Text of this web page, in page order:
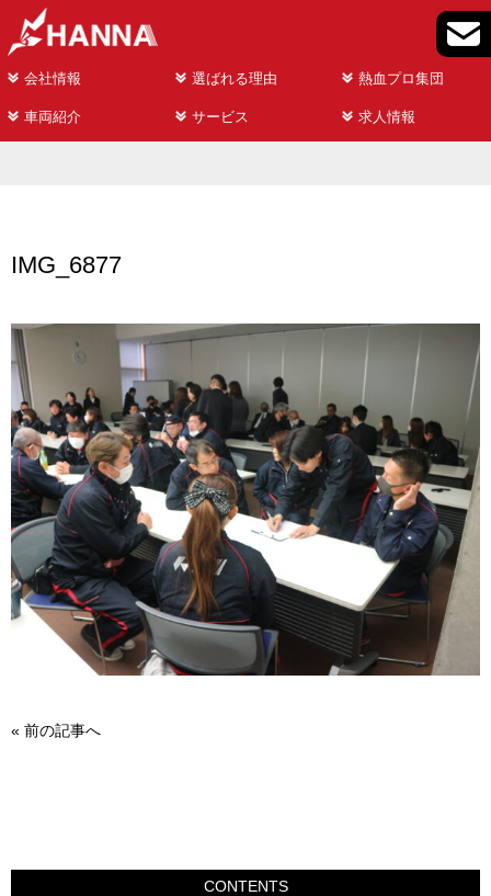
会社情報 選ばれる理由 熱血プロ集団
車両紹介 サービス 求人情報
IMG_6877
« 前の記事へ
CONTENTS